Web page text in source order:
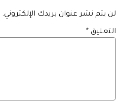
لن يتم نشر عنوان بريدك الإلكتروني.
التعليق *